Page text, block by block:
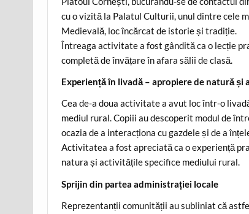
cu o vizită la Palatul Culturii, unul dintre cele
Medievală, loc încărcat de istorie și tradiție.
Întreaga activitate a fost gândită ca o lecție
completă de învățare în afara sălii de clasă.
Experiență în livadă – apropiere de natură și
Cea de-a doua activitate a avut loc într-o
mediul rural. Copiii au descoperit modul de
ocazia de a interacționa cu gazdele și de a
Activitatea a fost apreciată ca o experiență
natura și activitățile specifice mediului rural.
Sprijin din partea administrației locale
Reprezentanții comunității au subliniat că